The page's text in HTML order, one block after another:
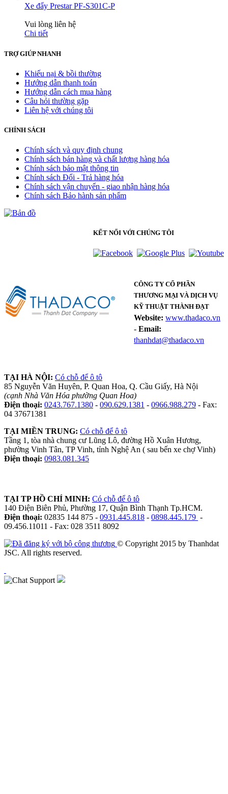
Xe đẩy Prestar PF-S301C-P
Vui lòng liên hệ
Chi tiết
TRỢ GIÚP NHANH
Khiếu nại & bồi thường
Hướng dẫn thanh toán
Hướng dẫn cách mua hàng
Câu hỏi thường gặp
Liên hệ với chúng tôi
CHÍNH SÁCH
Chính sách và quy định chung
Chính sách bán hàng và chất lượng hàng hóa
Chính sách bảo mật thông tin
Chính sách Đổi - Trả hàng hóa
Chính sách vận chuyển - giao nhận hàng hóa
Chính sách Bảo hành sản phẩm
KẾT NỐI VỚI CHÚNG TÔI
CÔNG TY CỔ PHẦN
THƯƠNG MẠI VÀ DỊCH VỤ
KỸ THUẬT THÀNH ĐẠT
Website: www.thadaco.vn
- Email:
thanhdat@thadaco.vn
TẠI HÀ NỘI: Có chỗ để ô tô
85 Nguyễn Văn Huyên, P. Quan Hoa, Q. Cầu Giấy, Hà Nội
(cạnh Nhà Văn Hóa phường Quan Hoa)
Điện thoại: 0243.767.1380 - 090.629.1381 - 0966.988.279 - Fax:
04 37671381
TẠI MIỀN TRUNG: Có chỗ để ô tô
Tầng 1, tòa nhà chung cư Lũng Lô, đường Hồ Xuân Hương,
phường Vinh Tân, TP Vinh, tỉnh Nghệ An ( sau bến xe chợ Vinh)
Điện thoại: 0983.081.345
TẠI TP HỒ CHÍ MINH: Có chỗ để ô tô
140 Điện Biên Phủ, Phường 17, Quận Bình Thạnh Tp.HCM.
Điện thoại: 02835 144 875 - 0931.445.818 - 0898.445.179 -
09.456.11011 - Fax: 028 3511 8092
© Copyright 2015 by Thanhdat
JSC. All rights reserved.